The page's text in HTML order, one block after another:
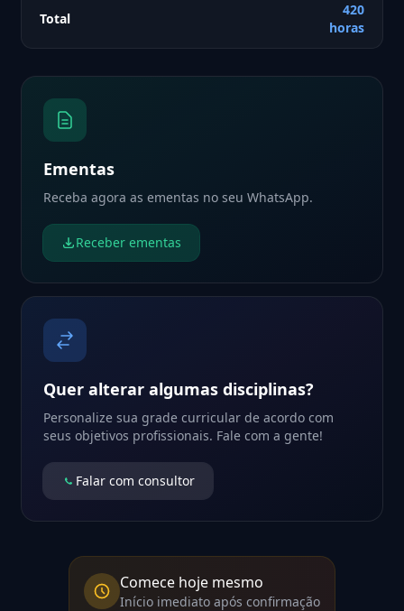
Total
420
horas
Ementas
Receba agora as ementas no seu WhatsApp.
Receber ementas
Quer alterar algumas disciplinas?
Personalize sua grade curricular de acordo com
seus objetivos profissionais. Fale com a gente!
Falar com consultor
Comece hoje mesmo
Início imediato após confirmação